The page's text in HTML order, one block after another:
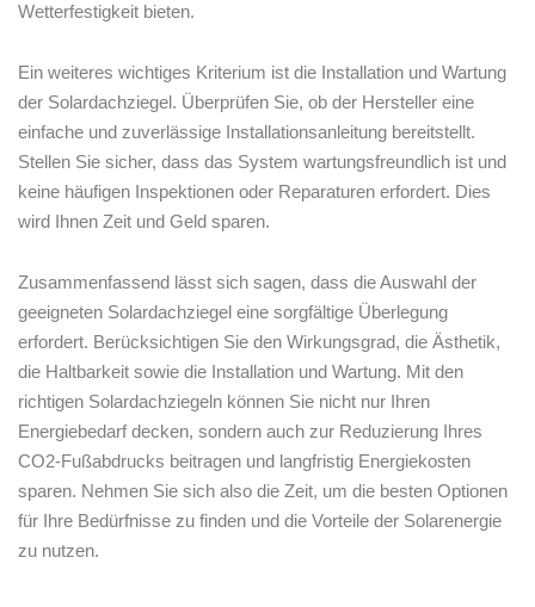
Wetterfestigkeit bieten.
Ein‍ weiteres wichtiges Kriterium ist die Installation und Wartung
der Solardachziegel. Überprüfen Sie, ob der Hersteller eine
einfache und zuverlässige‌ Installationsanleitung bereitstellt.
Stellen Sie sicher, dass das System wartungsfreundlich ist und
keine häufigen Inspektionen oder Reparaturen erfordert. Dies
wird Ihnen Zeit‍ und Geld sparen.
Zusammenfassend lässt sich sagen, dass die⁣ Auswahl der
geeigneten Solardachziegel eine sorgfältige Überlegung
⁣erfordert. Berücksichtigen Sie den ⁤Wirkungsgrad, ‌die Ästhetik,
die Haltbarkeit sowie die Installation und Wartung. Mit den
‌richtigen Solardachziegeln können Sie nicht nur ‌Ihren
Energiebedarf decken, sondern auch zur Reduzierung Ihres
CO2-Fußabdrucks⁢ beitragen und langfristig Energiekosten
sparen. Nehmen Sie⁣ sich also die Zeit, um die ⁢besten Optionen
für Ihre Bedürfnisse zu finden und die Vorteile der Solarenergie
zu nutzen.